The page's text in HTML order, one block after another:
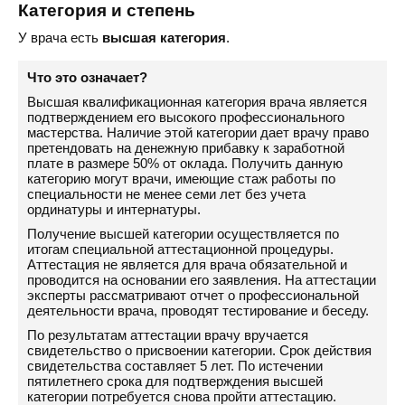
Категория и степень
У врача есть высшая категория.
Что это означает?
Высшая квалификационная категория врача является
подтверждением его высокого профессионального
мастерства. Наличие этой категории дает врачу право
претендовать на денежную прибавку к заработной
плате в размере 50% от оклада. Получить данную
категорию могут врачи, имеющие стаж работы по
специальности не менее семи лет без учета
ординатуры и интернатуры.
Получение высшей категории осуществляется по
итогам специальной аттестационной процедуры.
Аттестация не является для врача обязательной и
проводится на основании его заявления. На аттестации
эксперты рассматривают отчет о профессиональной
деятельности врача, проводят тестирование и беседу.
По результатам аттестации врачу вручается
свидетельство о присвоении категории. Срок действия
свидетельства составляет 5 лет. По истечении
пятилетнего срока для подтверждения высшей
категории потребуется снова пройти аттестацию.